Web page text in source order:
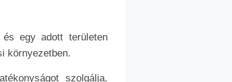
és egy adott területen
környezetben.
szolgálja.